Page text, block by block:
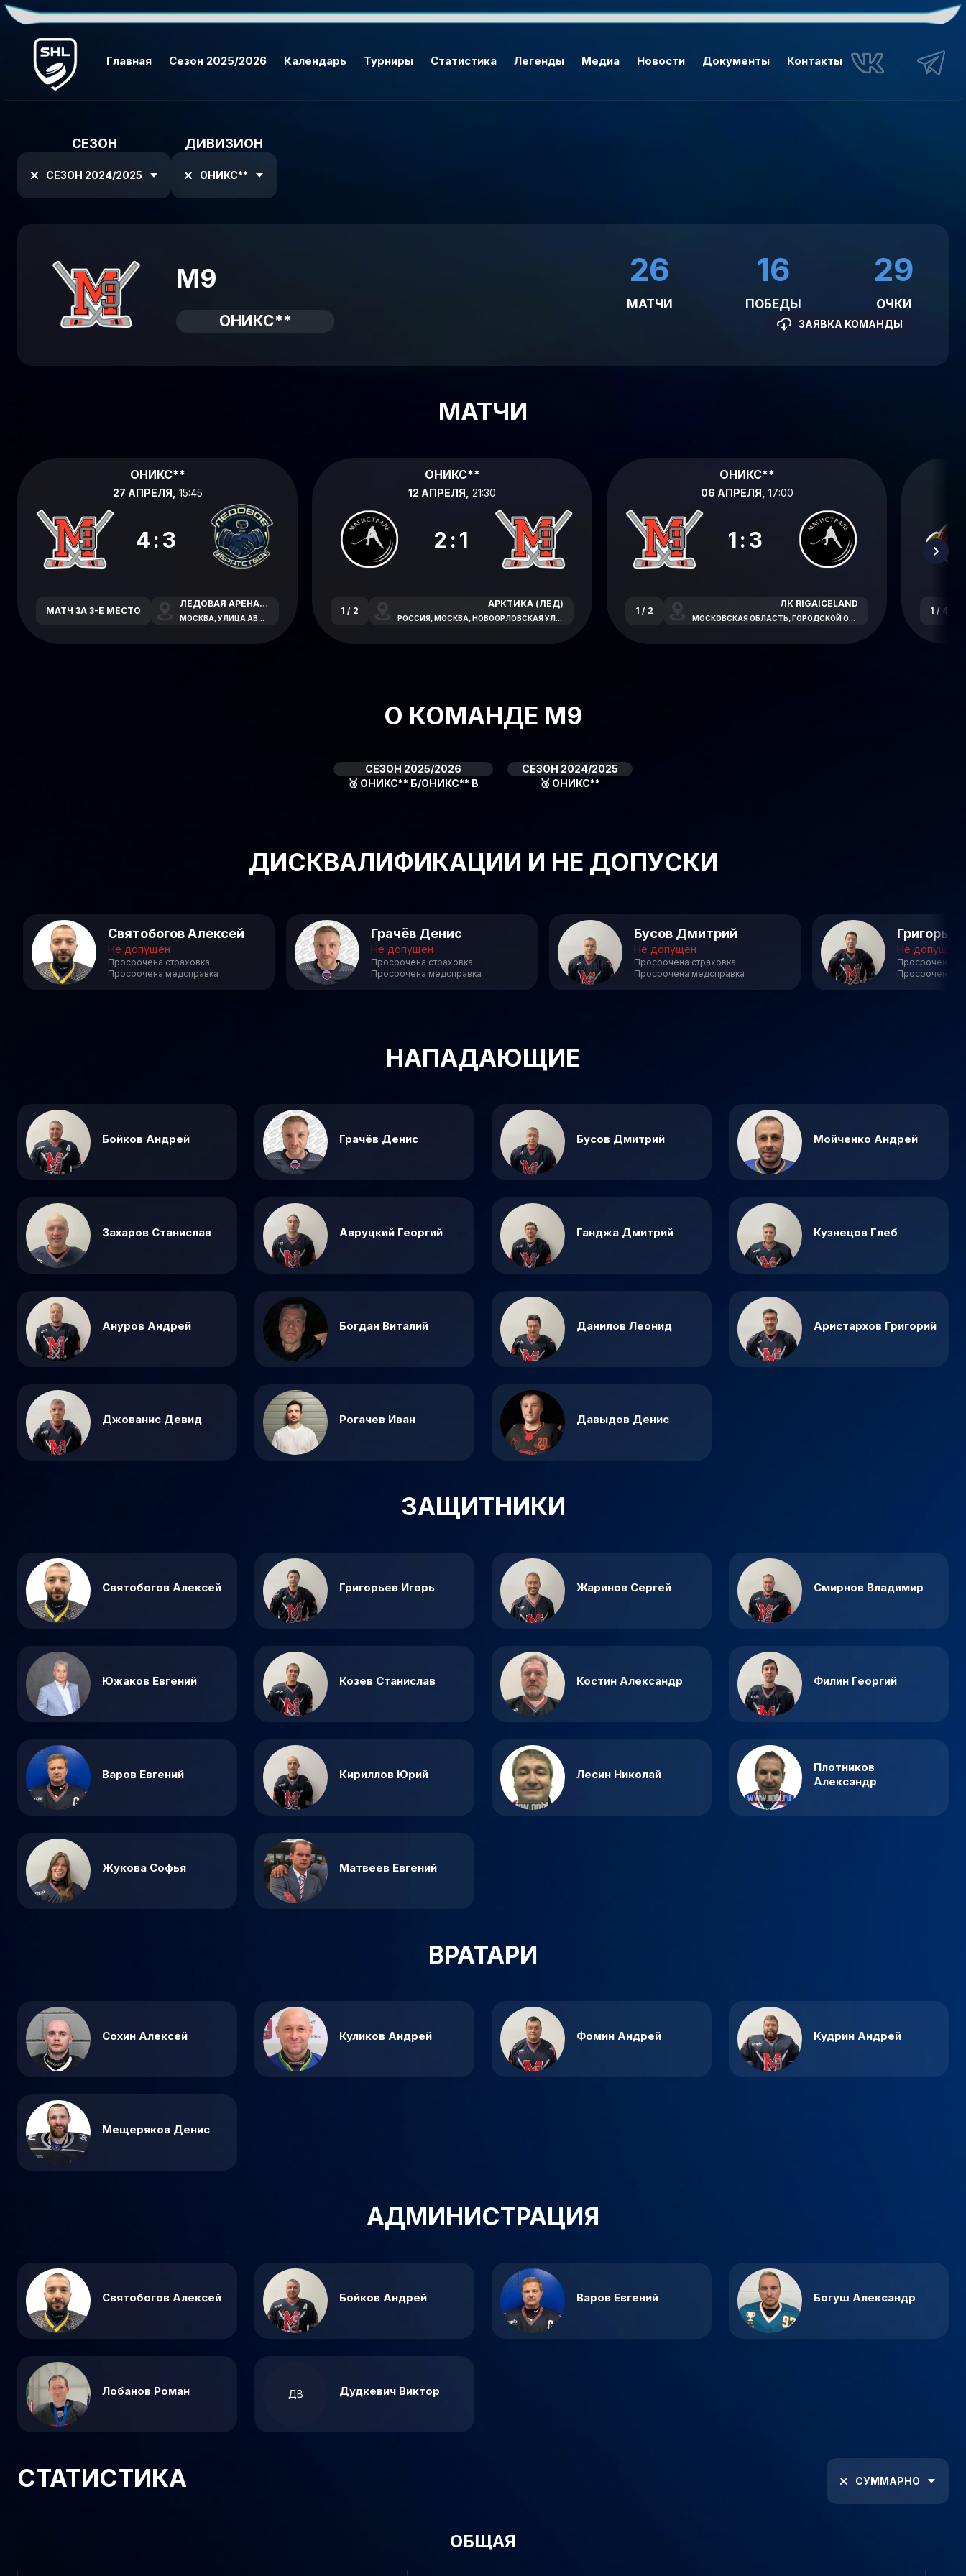
Главная Сезон 2025/2026 Календарь Турниры Статистика Легенды Медиа Новости Документы Контакты
СЕЗОН
СЕЗОН 2024/2025
ДИВИЗИОН
ОНИКС**
M9
ОНИКС**
26
МАТЧИ
16
ПОБЕДЫ
29
ОЧКИ
ЗАЯВКА КОМАНДЫ
МАТЧИ
ОНИКС**
27 АПРЕЛЯ, 15:45
4:3
МАТЧ ЗА 3-Е МЕСТО
ЛЕДОВАЯ АРЕНА СОЛНЦЕВО
МОСКВА, УЛИЦА АВИАТОРОВ, 7А
ОНИКС**
12 АПРЕЛЯ, 21:30
2:1
1 / 2
АРКТИКА (ЛЕД)
РОССИЯ, МОСКВА, НОВООРЛОВСКАЯ УЛИЦА, 7В
ОНИКС**
06 АПРЕЛЯ, 17:00
1:3
1 / 2
ЛК RIGAICELAND
МОСКОВСКАЯ ОБЛАСТЬ, ГОРОДСКОЙ ОКРУГ КРАСНОГОРСК, НОВОРИЖСКОЕ ШОССЕ, 26-Й КИЛОМЕТР, С6
1 / 4
О КОМАНДЕ M9
СЕЗОН 2025/2026
🥉 ОНИКС** Б/ОНИКС** В
СЕЗОН 2024/2025
🥉 ОНИКС**
ДИСКВАЛИФИКАЦИИ И НЕ ДОПУСКИ
Святобогов Алексей
Не допущен
Просрочена страховка
Просрочена медсправка
Грачёв Денис
Не допущен
Просрочена страховка
Просрочена медсправка
Бусов Дмитрий
Не допущен
Просрочена страховка
Просрочена медсправка
Не допущен
Просрочена
Просрочена
НАПАДАЮЩИЕ
Бойков Андрей Грачёв Денис Бусов Дмитрий Мойченко Андрей
Захаров Станислав Авруцкий Георгий Ганджа Дмитрий Кузнецов Глеб
Ануров Андрей Богдан Виталий Данилов Леонид Аристархов Григорий
Джованис Девид Рогачев Иван Давыдов Денис
ЗАЩИТНИКИ
Святобогов Алексей Григорьев Игорь Жаринов Сергей Смирнов Владимир
Южаков Евгений Козев Станислав Костин Александр Филин Георгий
Варов Евгений Кириллов Юрий Лесин Николай
Плотников
Александр
Жукова Софья Матвеев Евгений
ВРАТАРИ
Сохин Алексей Куликов Андрей Фомин Андрей Кудрин Андрей
Мещеряков Денис
АДМИНИСТРАЦИЯ
Святобогов Алексей Бойков Андрей Варов Евгений Богуш Александр
Лобанов Роман ДВ Дудкевич Виктор
СТАТИСТИКА СУММАРНО
ОБЩАЯ